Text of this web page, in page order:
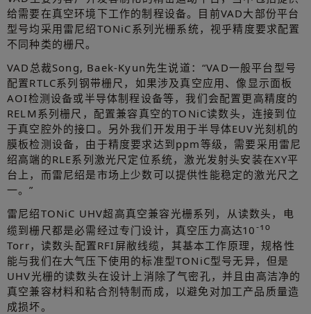
给需要在真空环境下工作的制程设备。目前VAD大部份平台
型号均采用雷尼绍TONiC系列光栅系统，视乎精度要求配置
不同种类的栅尺。
VAD总裁Song, Baek-Kyun先生说道：“VAD一般平台型号
配置RTLC系列钢带栅尺，如果涉及真空应用、像显示面板
AOI检测设备或半导体制程设备等，我们会配置更高精度的
RELM系列栅尺，配置兼容真空的TONiC读数头，连接到位
于真空腔外的接口。另外我们开发用于半导体EUV光刻机的
膜板检测设备，由于精度要求达到ppm等级，需要采用雷尼
绍高端的RLE系列激光尺定位系统，激光发射头安装在XY平
台上，而雷尼绍是市场上少数可以提供性能稳定的激光尺之
一。”
雷尼绍TONiC UHV超高真空兼容光栅系列，从读数头，电
缆到栅尺都是必需经过专门设计，真空压力高达10-10
Torr，读数头配置RFI屏敝线缆，其基本工作原理，规格性
能与我们在大气压下使用的标准型TONiC型号无异，但是
UHV光栅的读数头在设计上消除了气密孔，并且由高洁净的
真空兼容材料和粘合剂特制而成，以避免对加工产品质量造
成损坏。